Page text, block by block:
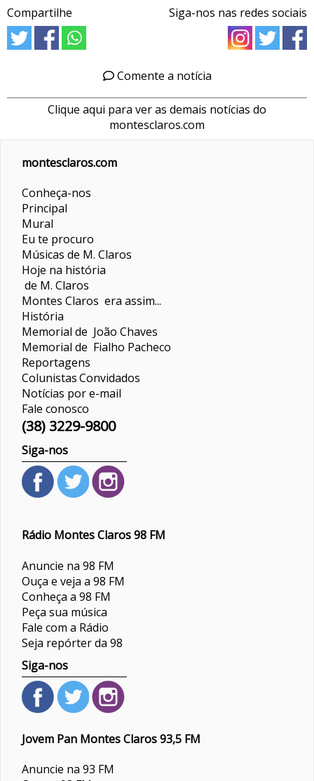
Compartilhe Siga-nos nas redes sociais
Comente a notícia
Clique aqui para ver as demais notícias do
montesclaros.com
montesclaros.com
Conheça-nos
Principal
Mural
Eu te procuro
Músicas de M. Claros
Hoje na história
de M. Claros
Montes Claros era assim...
História
Memorial de João Chaves
Memorial de Fialho Pacheco
Reportagens
ColunistasConvidados
Notícias por e-mail
Fale conosco
(38) 3229-9800
Siga-nos
Rádio Montes Claros 98 FM
Anuncie na 98 FM
Ouça e veja a 98 FM
Conheça a 98 FM
Peça sua música
Fale com a Rádio
Seja repórter da 98
Siga-nos
Jovem Pan Montes Claros 93,5 FM
Anuncie na 93 FM